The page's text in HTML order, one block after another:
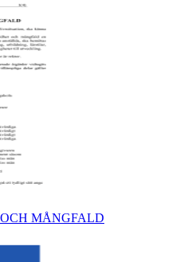
MÅNGFALD